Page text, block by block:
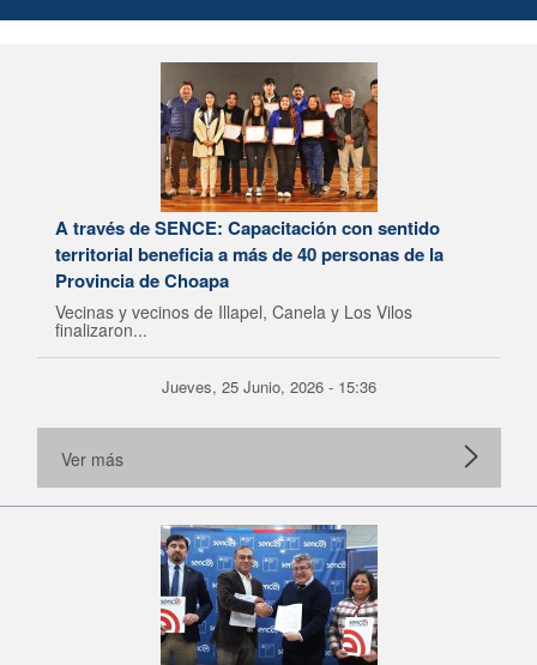
A través de SENCE: Capacitación con sentido
territorial beneficia a más de 40 personas de la
Provincia de Choapa
Vecinas y vecinos de Illapel, Canela y Los Vilos
finalizaron...
Jueves, 25 Junio, 2026 - 15:36
Ver más